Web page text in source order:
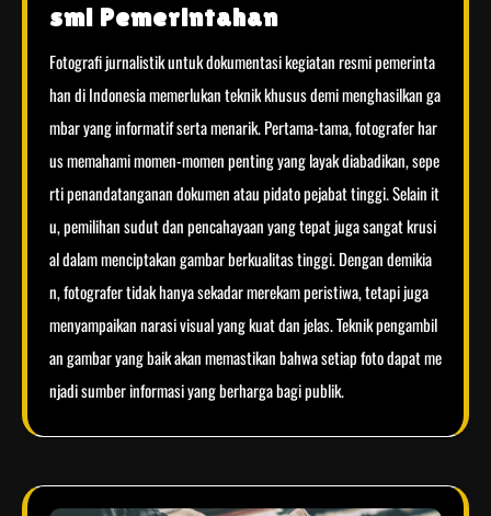
smi Pemerintahan
Fotografi jurnalistik untuk dokumentasi kegiatan resmi pemerinta
han di Indonesia memerlukan teknik khusus demi menghasilkan ga
mbar yang informatif serta menarik. Pertama-tama, fotografer har
us memahami momen-momen penting yang layak diabadikan, sepe
rti penandatanganan dokumen atau pidato pejabat tinggi. Selain it
u, pemilihan sudut dan pencahayaan yang tepat juga sangat krusi
al dalam menciptakan gambar berkualitas tinggi. Dengan demikia
n, fotografer tidak hanya sekadar merekam peristiwa, tetapi juga
menyampaikan narasi visual yang kuat dan jelas. Teknik pengambil
an gambar yang baik akan memastikan bahwa setiap foto dapat me
njadi sumber informasi yang berharga bagi publik.